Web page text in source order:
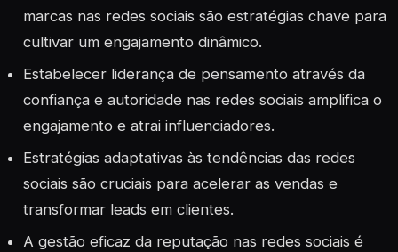
marcas nas redes sociais são estratégias chave para
cultivar um engajamento dinâmico.
Estabelecer liderança de pensamento através da
confiança e autoridade nas redes sociais amplifica o
engajamento e atrai influenciadores.
Estratégias adaptativas às tendências das redes
sociais são cruciais para acelerar as vendas e
transformar leads em clientes.
A gestão eficaz da reputação nas redes sociais é